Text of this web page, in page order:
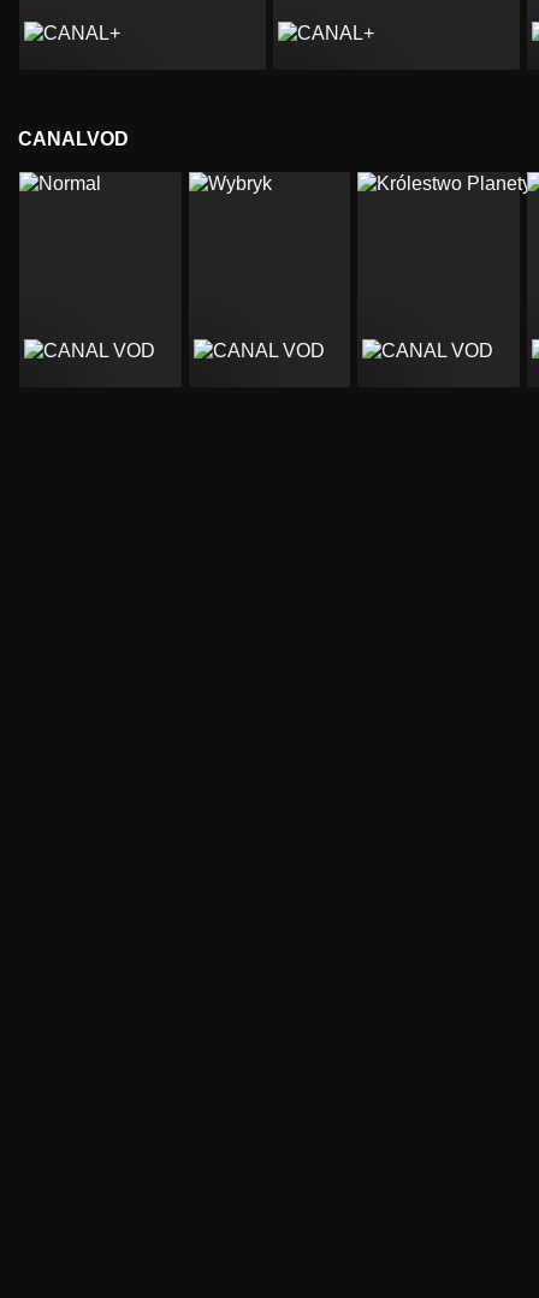
CANALVOD